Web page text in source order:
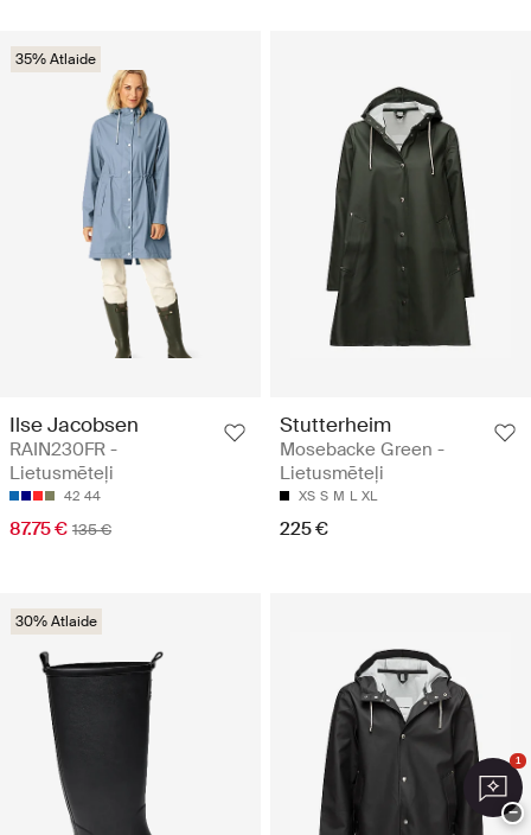
35% Atlaide
Ilse Jacobsen
RAIN230FR -
Lietusmēteļi
42 44
87.75 € 135 €
Stutterheim
Mosebacke Green -
Lietusmēteļi
XS S M L XL
225 €
30% Atlaide
1
−